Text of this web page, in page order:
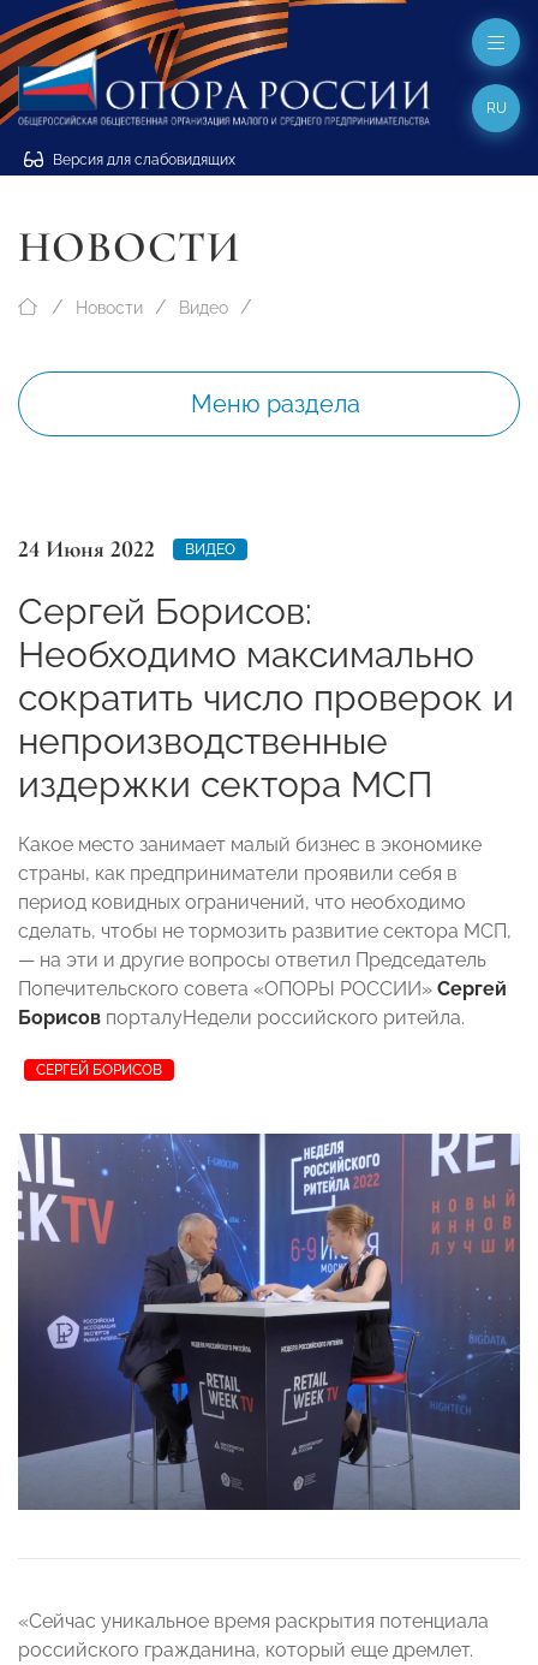
Версия для слабовидящих
RU
НОВОСТИ
Новости Видео
Меню раздела
24 Июня 2022 ВИДЕО
Сергей Борисов:
Необходимо максимально
сократить число проверок и
непроизводственные
издержки сектора МСП
Какое место занимает малый бизнес в экономике
страны, как предприниматели проявили себя в
период ковидных ограничений, что необходимо
сделать, чтобы не тормозить развитие сектора МСП,
— на эти и другие вопросы ответил Председатель
Попечительского совета «ОПОРЫ РОССИИ» Сергей
Борисов порталуНедели российского ритейла.
СЕРГЕЙ БОРИСОВ
«Сейчас уникальное время раскрытия потенциала
российского гражданина, который еще дремлет.